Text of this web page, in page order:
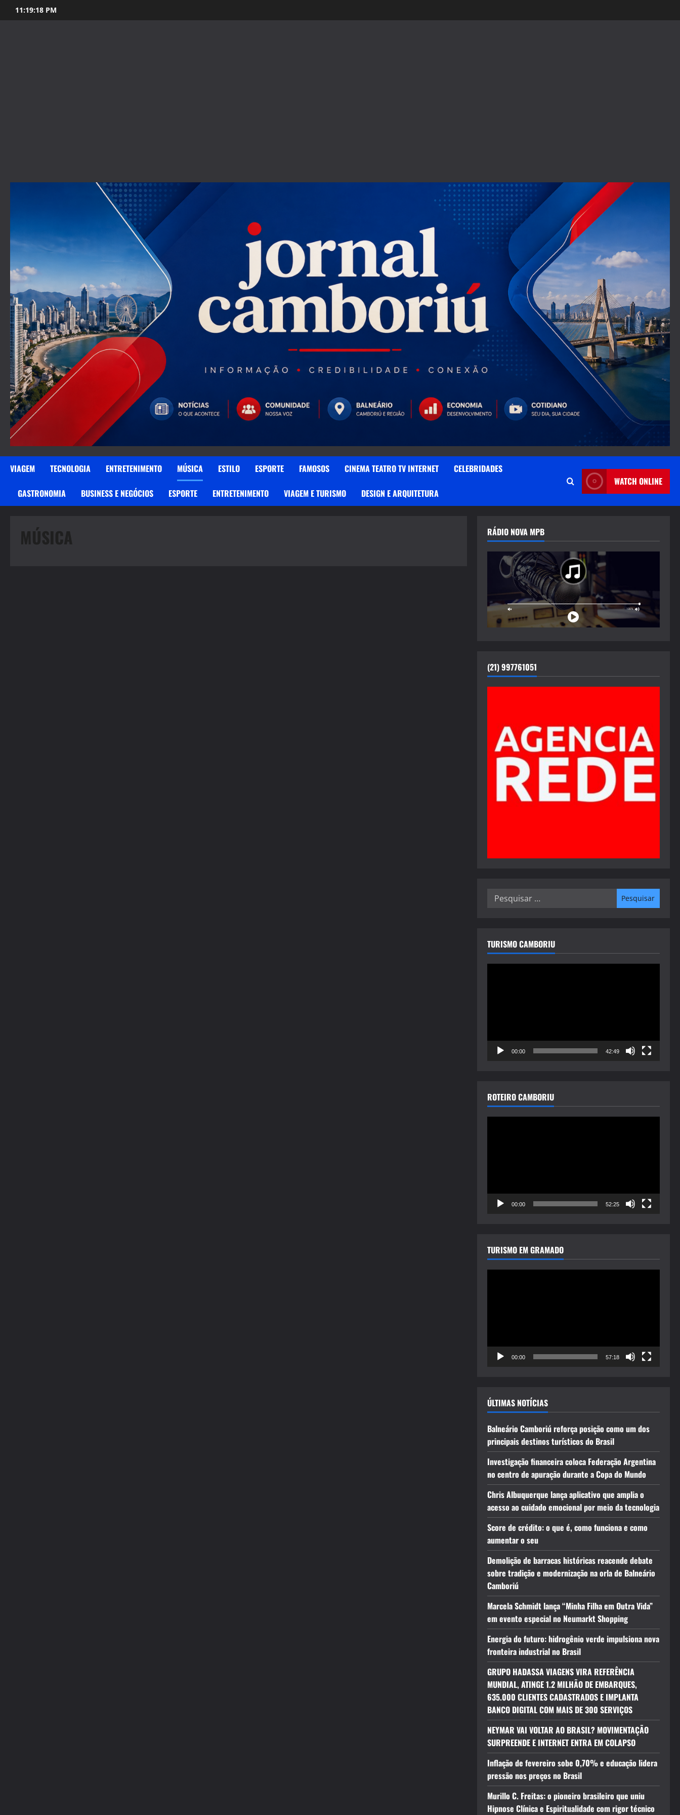
to
11:19:19 PM
VIAGEM TECNOLOGIA ENTRETENIMENTO MÚSICA ESTILO ESPORTE FAMOSOS CINEMA TEATRO TV INTERNET CELEBRIDADES
GASTRONOMIA BUSINESS E NEGÓCIOS ESPORTE ENTRETENIMENTO VIAGEM E TURISMO DESIGN E ARQUITETURA
WATCH ONLINE
MÚSICA RÁDIO NOVA MPB
(21) 997761051
Pesquisar
TURISMO CAMBORIU
00:00 42:49
ROTEIRO CAMBORIU
00:00 52:25
TURISMO EM GRAMADO
00:00 57:18
ÚLTIMAS NOTÍCIAS
Balneário Camboriú reforça posição como um dos
principais destinos turísticos do Brasil
Investigação financeira coloca Federação Argentina
no centro de apuração durante a Copa do Mundo
Chris Albuquerque lança aplicativo que amplia o
acesso ao cuidado emocional por meio da tecnologia
Score de crédito: o que é, como funciona e como
aumentar o seu
Demolição de barracas históricas reacende debate
sobre tradição e modernização na orla de Balneário
Camboriú
Marcela Schmidt lança “Minha Filha em Outra Vida”
em evento especial no Neumarkt Shopping
Energia do futuro: hidrogênio verde impulsiona nova
fronteira industrial no Brasil
GRUPO HADASSA VIAGENS VIRA REFERÊNCIA
MUNDIAL, ATINGE 1.2 MILHÃO DE EMBARQUES,
635.000 CLIENTES CADASTRADOS E IMPLANTA
BANCO DIGITAL COM MAIS DE 300 SERVIÇOS
NEYMAR VAI VOLTAR AO BRASIL? MOVIMENTAÇÃO
SURPREENDE E INTERNET ENTRA EM COLAPSO
Inflação de fevereiro sobe 0,70% e educação lidera
pressão nos preços no Brasil
Murillo C. Freitas: o pioneiro brasileiro que uniu
Hipnose Clínica e Espiritualidade com rigor técnico